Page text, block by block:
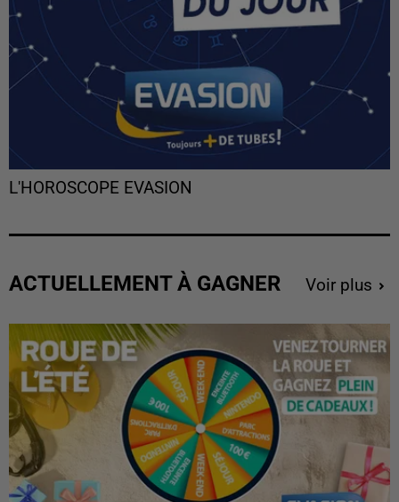
L'HOROSCOPE EVASION
ACTUELLEMENT À GAGNER Voir plus